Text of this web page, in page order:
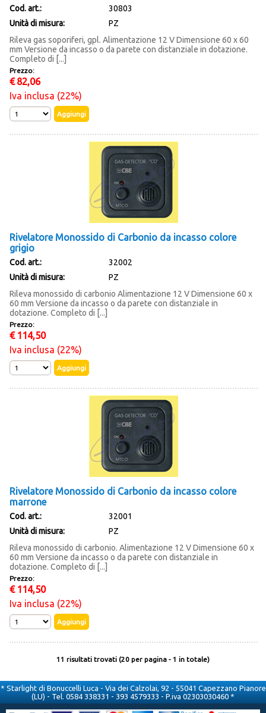
Cod. art.:
30803
Unità di misura:
PZ
Rileva gas soporiferi, gpl. Alimentazione 12 V Dimensione 60 x 60
mm Versione da incasso o da parete con distanziale in dotazione.
Completo di [...]
Prezzo:
€ 82,06
Iva inclusa (22%)
Rivelatore Monossido di Carbonio da incasso colore
grigio
Cod. art.:
32002
Unità di misura:
PZ
Rileva monossido di carbonio Alimentazione 12 V Dimensione 60 x
60 mm Versione da incasso o da parete con distanziale in
dotazione. Completo di [...]
Prezzo:
€ 114,50
Iva inclusa (22%)
Rivelatore Monossido di Carbonio da incasso colore
marrone
Cod. art.:
32001
Unità di misura:
PZ
Rileva monossido di carbonio. Alimentazione 12 V Dimensione 60 x
60 mm Versione da incasso o da parete con distanziale in
dotazione. Completo di [...]
Prezzo:
€ 114,50
Iva inclusa (22%)
11 risultati trovati (20 per pagina - 1 in totale)
* Starlight di Bonuccelli Luca - Via dei Calzolai, 92 - 55041 Capezzano Pianore
(LU) - Tel. 0584 338331 - 393 4579333 - P.iva 02303030460 *